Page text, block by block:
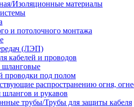
Изоляционные материалы
и потолочного монтажа
(ЛЭП)
кабелей и проводов
проводки под полом
распространению огня,
и рукавов
трубы/Трубы для защиты кабеля